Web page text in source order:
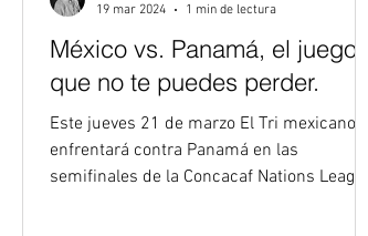
México vs. Panamá, el juego
que no te puedes perder.
Este jueves 21 de marzo El Tri mexicano se
enfrentará contra Panamá en las
semifinales de la Concacaf Nations League
19 mar 2024
1 min de lectura